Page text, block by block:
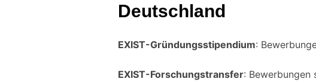
Deutschland
EXIST-Gründungsstipendium:
EXIST-Forschungstransfer: